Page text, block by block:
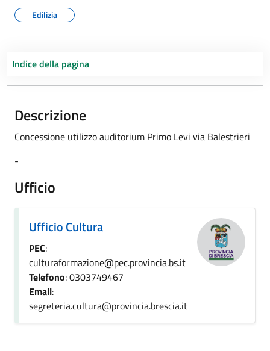
Edilizia
Indice della pagina
Descrizione
Concessione utilizzo auditorium Primo Levi via Balestrieri
-
Ufficio
Ufficio Cultura
PEC:
culturaformazione@pec.provincia.bs.it
Telefono: 0303749467
Email:
segreteria.cultura@provincia.brescia.it